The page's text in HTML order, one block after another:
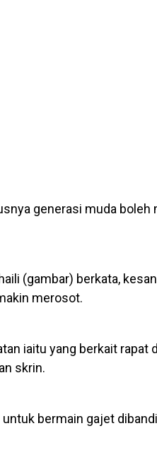
generasi muda
(gambar) berkata,
merosot.
iaitu yang berkait rapat
skrin.
bermain gajet